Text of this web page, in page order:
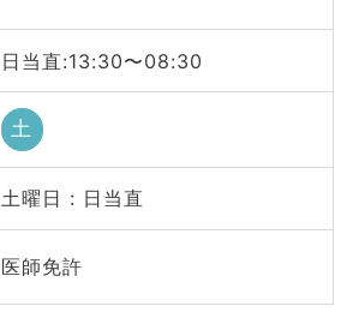
日当直:13:30〜08:30
土
土曜日 : 日当直
医師免許